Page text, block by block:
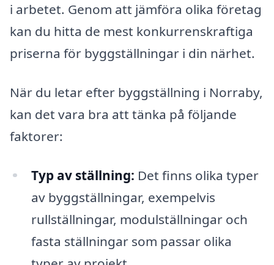
i arbetet. Genom att jämföra olika företag
kan du hitta de mest konkurrenskraftiga
priserna för byggställningar i din närhet.
När du letar efter byggställning i Norraby,
kan det vara bra att tänka på följande
faktorer:
Typ av ställning: Det finns olika typer
av byggställningar, exempelvis
rullställningar, modulställningar och
fasta ställningar som passar olika